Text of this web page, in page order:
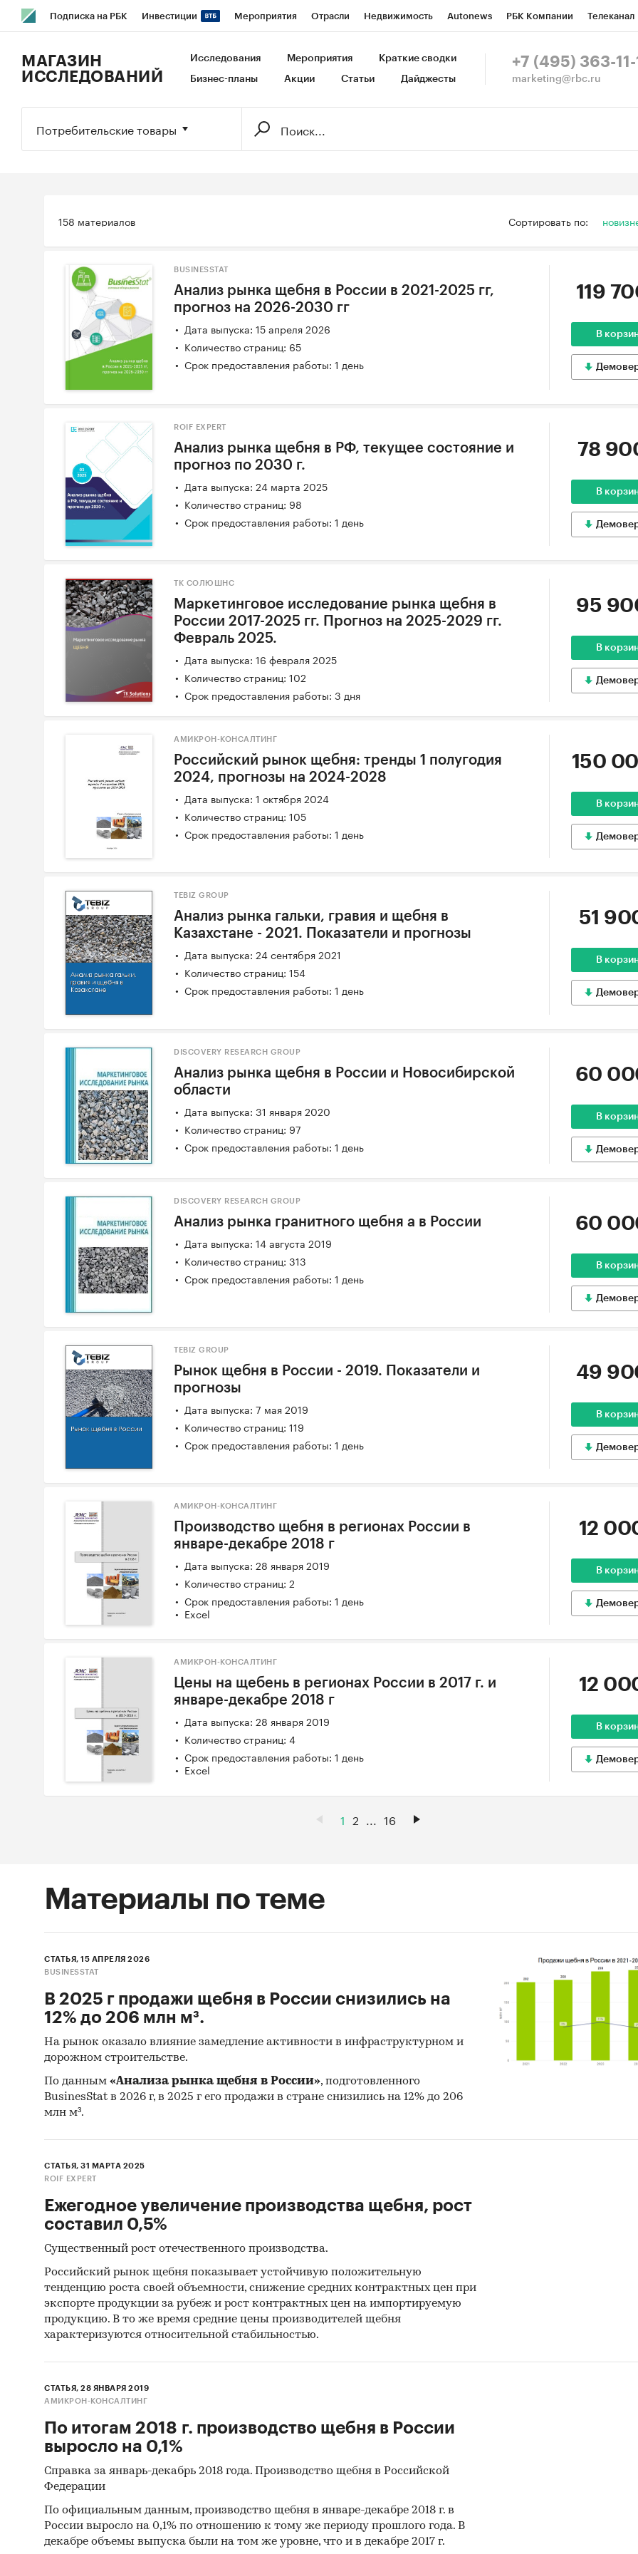
Подписка на РБК Инвестиции Мероприятия Отрасли Недвижимость Autonews РБК Компании Телеканал
Исследования Кредитные рейтинги Франшизы Газета Спецпроекты СПб Конференции СПб Спецпроекты
МАГАЗИН
ИССЛЕДОВАНИЙ
Исследования Мероприятия Краткие сводки
Бизнес-планы Акции Статьи Дайджесты
+7 (495) 363-11-
marketing@rbc.ru
Потребительские товары
Сортировать по:
158 материалов
BUSINESSTAT
Анализ рынка щебня в России в 2021-2025 гг,
прогноз на 2026-2030 гг
Дата выпуска: 15 апреля 2026
Количество страниц: 65
Срок предоставления работы: 1 день
119
В
ROIF EXPERT
Анализ рынка щебня в РФ, текущее состояние и
прогноз по 2030 г.
Дата выпуска: 24 марта 2025
Количество страниц: 98
Срок предоставления работы: 1 день
78
В
ТК СОЛЮШНС
Маркетинговое исследование рынка щебня в
России 2017-2025 гг. Прогноз на 2025-2029 гг.
Февраль 2025.
Дата выпуска: 16 февраля 2025
Количество страниц: 102
Срок предоставления работы: 3 дня
95
В
АМИКРОН-КОНСАЛТИНГ
Российский рынок щебня: тренды 1 полугодия
2024, прогнозы на 2024-2028
Дата выпуска: 1 октября 2024
Количество страниц: 105
Срок предоставления работы: 1 день
150
В
TEBIZ GROUP
Анализ рынка гальки, гравия и щебня в
Казахстане - 2021. Показатели и прогнозы
Дата выпуска: 24 сентября 2021
Количество страниц: 154
Срок предоставления работы: 1 день
51
В
DISCOVERY RESEARCH GROUP
Анализ рынка щебня в России и Новосибирской
области
Дата выпуска: 31 января 2020
Количество страниц: 97
Срок предоставления работы: 1 день
60
В
DISCOVERY RESEARCH GROUP
Анализ рынка гранитного щебня а в России
Дата выпуска: 14 августа 2019
Количество страниц: 313
Срок предоставления работы: 1 день
60
В
TEBIZ GROUP
Рынок щебня в России - 2019. Показатели и
прогнозы
Дата выпуска: 7 мая 2019
Количество страниц: 119
Срок предоставления работы: 1 день
49
В
АМИКРОН-КОНСАЛТИНГ
Производство щебня в регионах России в
январе-декабре 2018 г
Дата выпуска: 28 января 2019
Количество страниц: 2
Срок предоставления работы: 1 день
Excel
12
В
АМИКРОН-КОНСАЛТИНГ
Цены на щебень в регионах России в 2017 г. и
январе-декабре 2018 г
Дата выпуска: 28 января 2019
Количество страниц: 4
Срок предоставления работы: 1 день
Excel
12
В
1 2 16
Материалы по теме
СТАТЬЯ, 15 АПРЕЛЯ 2026
BUSINESSTAT
В 2025 г продажи щебня в России снизились на
12% до 206 млн м³.
На рынок оказало влияние замедление активности в инфраструктурном и
дорожном строительстве.
По данным «Анализа рынка щебня в России», подготовленного
BusinesStat в 2026 г, в 2025 г его продажи в стране снизились на 12% до 206
млн м³.
СТАТЬЯ, 31 МАРТА 2025
ROIF EXPERT
Ежегодное увеличение производства щебня, рост
составил 0,5%
Существенный рост отечественного производства.
Российский рынок щебня показывает устойчивую положительную
тенденцию роста своей объемности, снижение средних контрактных цен при
экспорте продукции за рубеж и рост контрактных цен на импортируемую
продукцию. В то же время средние цены производителей щебня
характеризуются относительной стабильностью.
СТАТЬЯ, 28 ЯНВАРЯ 2019
АМИКРОН-КОНСАЛТИНГ
По итогам 2018 г. производство щебня в России
выросло на 0,1%
Справка за январь-декабрь 2018 года. Производство щебня в Российской
Федерации
По официальным данным, производство щебня в январе-декабре 2018 г. в
России выросло на 0,1% по отношению к тому же периоду прошлого года. В
декабре объемы выпуска были на том же уровне, что и в декабре 2017 г.